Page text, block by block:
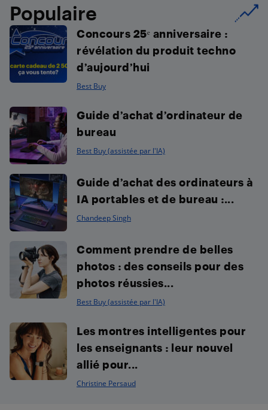
Populaire
Concours 25ᵉ anniversaire :
révélation du produit techno
d’aujourd’hui
Best Buy
Guide d’achat d’ordinateur de
bureau
Best Buy (assistée par l'IA)
Guide d’achat des ordinateurs à
IA portables et de bureau :...
Chandeep Singh
Comment prendre de belles
photos : des conseils pour des
photos réussies...
Best Buy (assistée par l'IA)
Les montres intelligentes pour
les enseignants : leur nouvel
allié pour...
Christine Persaud